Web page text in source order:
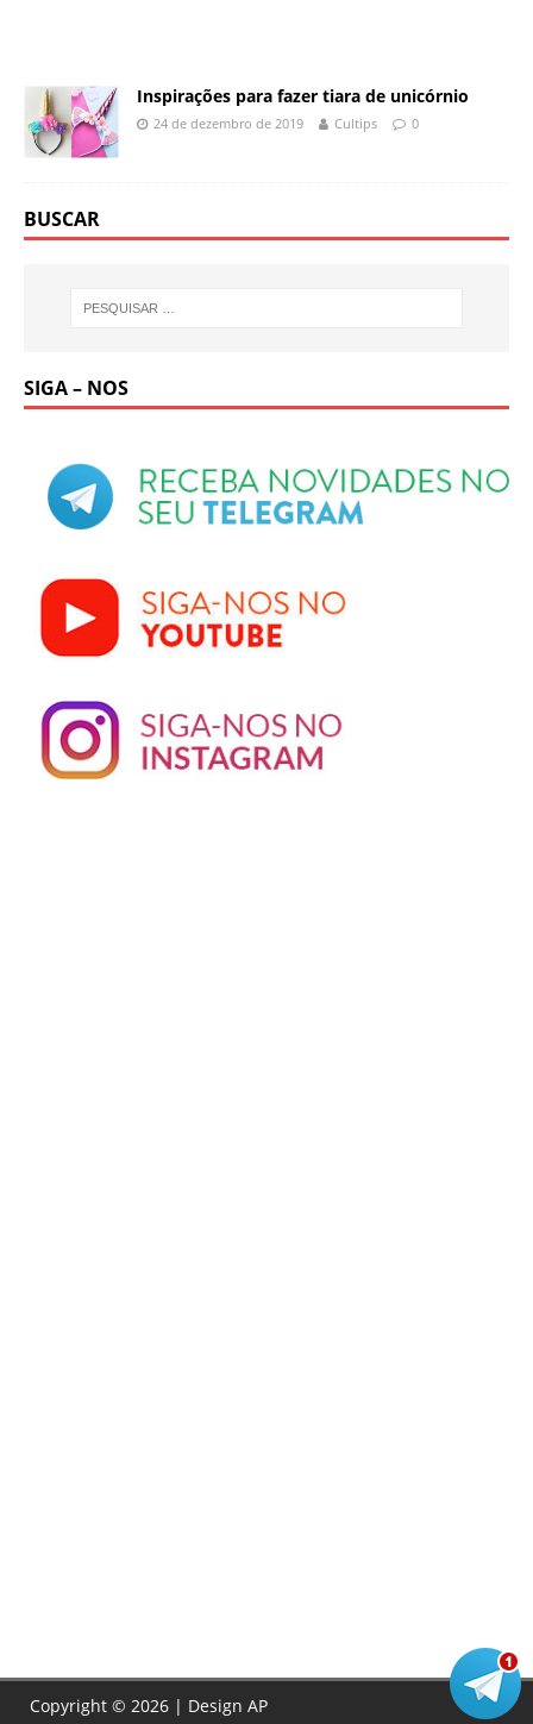
Inspirações para fazer tiara de unicórnio
24 de dezembro de 2019 Cultips 0
BUSCAR
SIGA – NOS
Copyright © 2026 | Design AP